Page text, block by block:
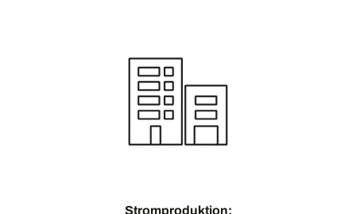
Stromproduktion: